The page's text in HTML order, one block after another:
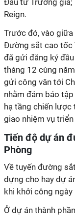
Đầu tư Trương gia;
Reign.
Trước đó, vào
Đường sắt cao tốc
đã gửi đăng ký
tháng 12 cùng
gửi công văn tới
nhằm đảm bảo
hạ tầng chiến
giao nhiệm vụ triển
Tiến độ dự án
Phòng
Về tuyến đường
dựng cho hay dự
khi khởi công
Ở dự án thành